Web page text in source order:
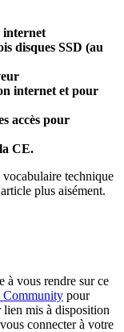
internet
disques SSD (au
internet et pour
accès pour
CE.
technique
plus aisément.
à vous rendre sur ce
pour
lien mis à disposition
connecter à votre